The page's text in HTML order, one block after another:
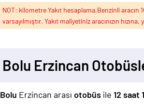
NOT: kilometre Yakıt hesaplama,Benzinli aracın
varsayılmıştır. Yakıt maliyetiniz aracınızın
Bolu Erzincan
Bolu Erzincan arası otobüs ile 12 saat